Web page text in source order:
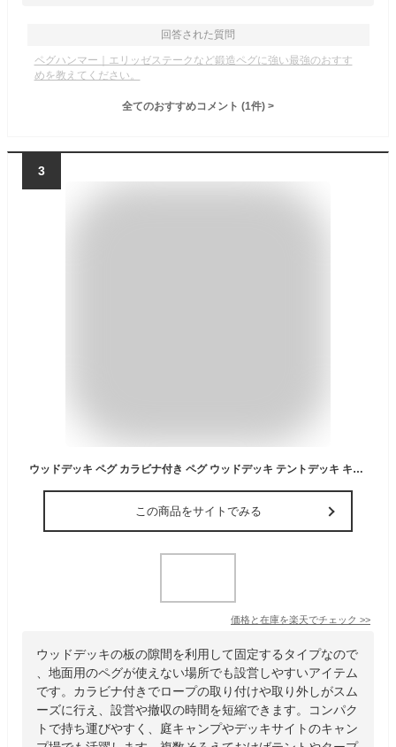
回答された質問
ペグハンマー｜エリッゼステークなど鍛造ペグに強い最強のおすす
めを教えてください。
全てのおすすめコメント (1件) >
3
ウッドデッキ ペグ カラビナ付き ペグ ウッドデッキ テントデッキ キャンプ場 使いやすい 取り外しも簡単 便利 コンパクト 送料無料
この商品をサイトでみる
価格と在庫を楽天でチェック >>
ウッドデッキの板の隙間を利用して固定するタイプなので
、地面用のペグが使えない場所でも設営しやすいアイテム
です。カラビナ付きでロープの取り付けや取り外しがスム
ーズに行え、設営や撤収の時間を短縮できます。コンパク
トで持ち運びやすく、庭キャンプやデッキサイトのキャン